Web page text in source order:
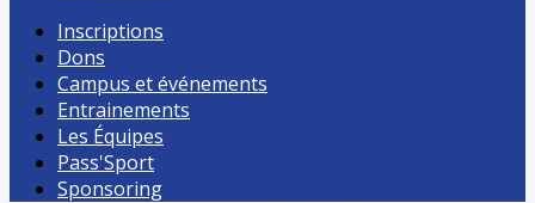
Inscriptions
Dons
Campus et événements
Entrainements
Les Équipes
Pass'Sport
Sponsoring